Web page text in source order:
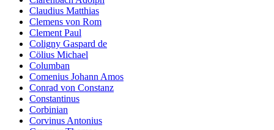
Claudius Matthias
Clemens von Rom
Clement Paul
Coligny Gaspard de
Cölius Michael
Columban
Comenius Johann Amos
Conrad von Constanz
Constantinus
Corbinian
Corvinus Antonius